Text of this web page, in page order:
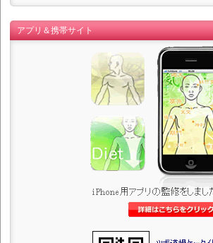
アプリ＆携帯サイト